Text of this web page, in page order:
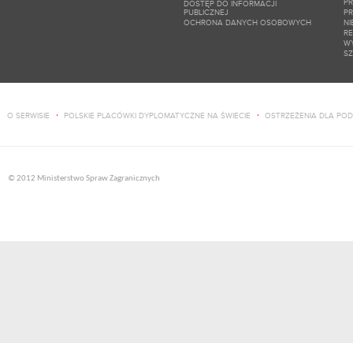
DOSTĘP DO INFORMACJI
PUBLICZNEJ
OCHRONA DANYCH OSOBOWYCH
O SERWISIE POLSKIE PLACÓWKI DYPLOMATYCZNE NA ŚWIECIE OSTRZEŻENIA DLA
© 2012 Ministerstwo Spraw Zagranicznych